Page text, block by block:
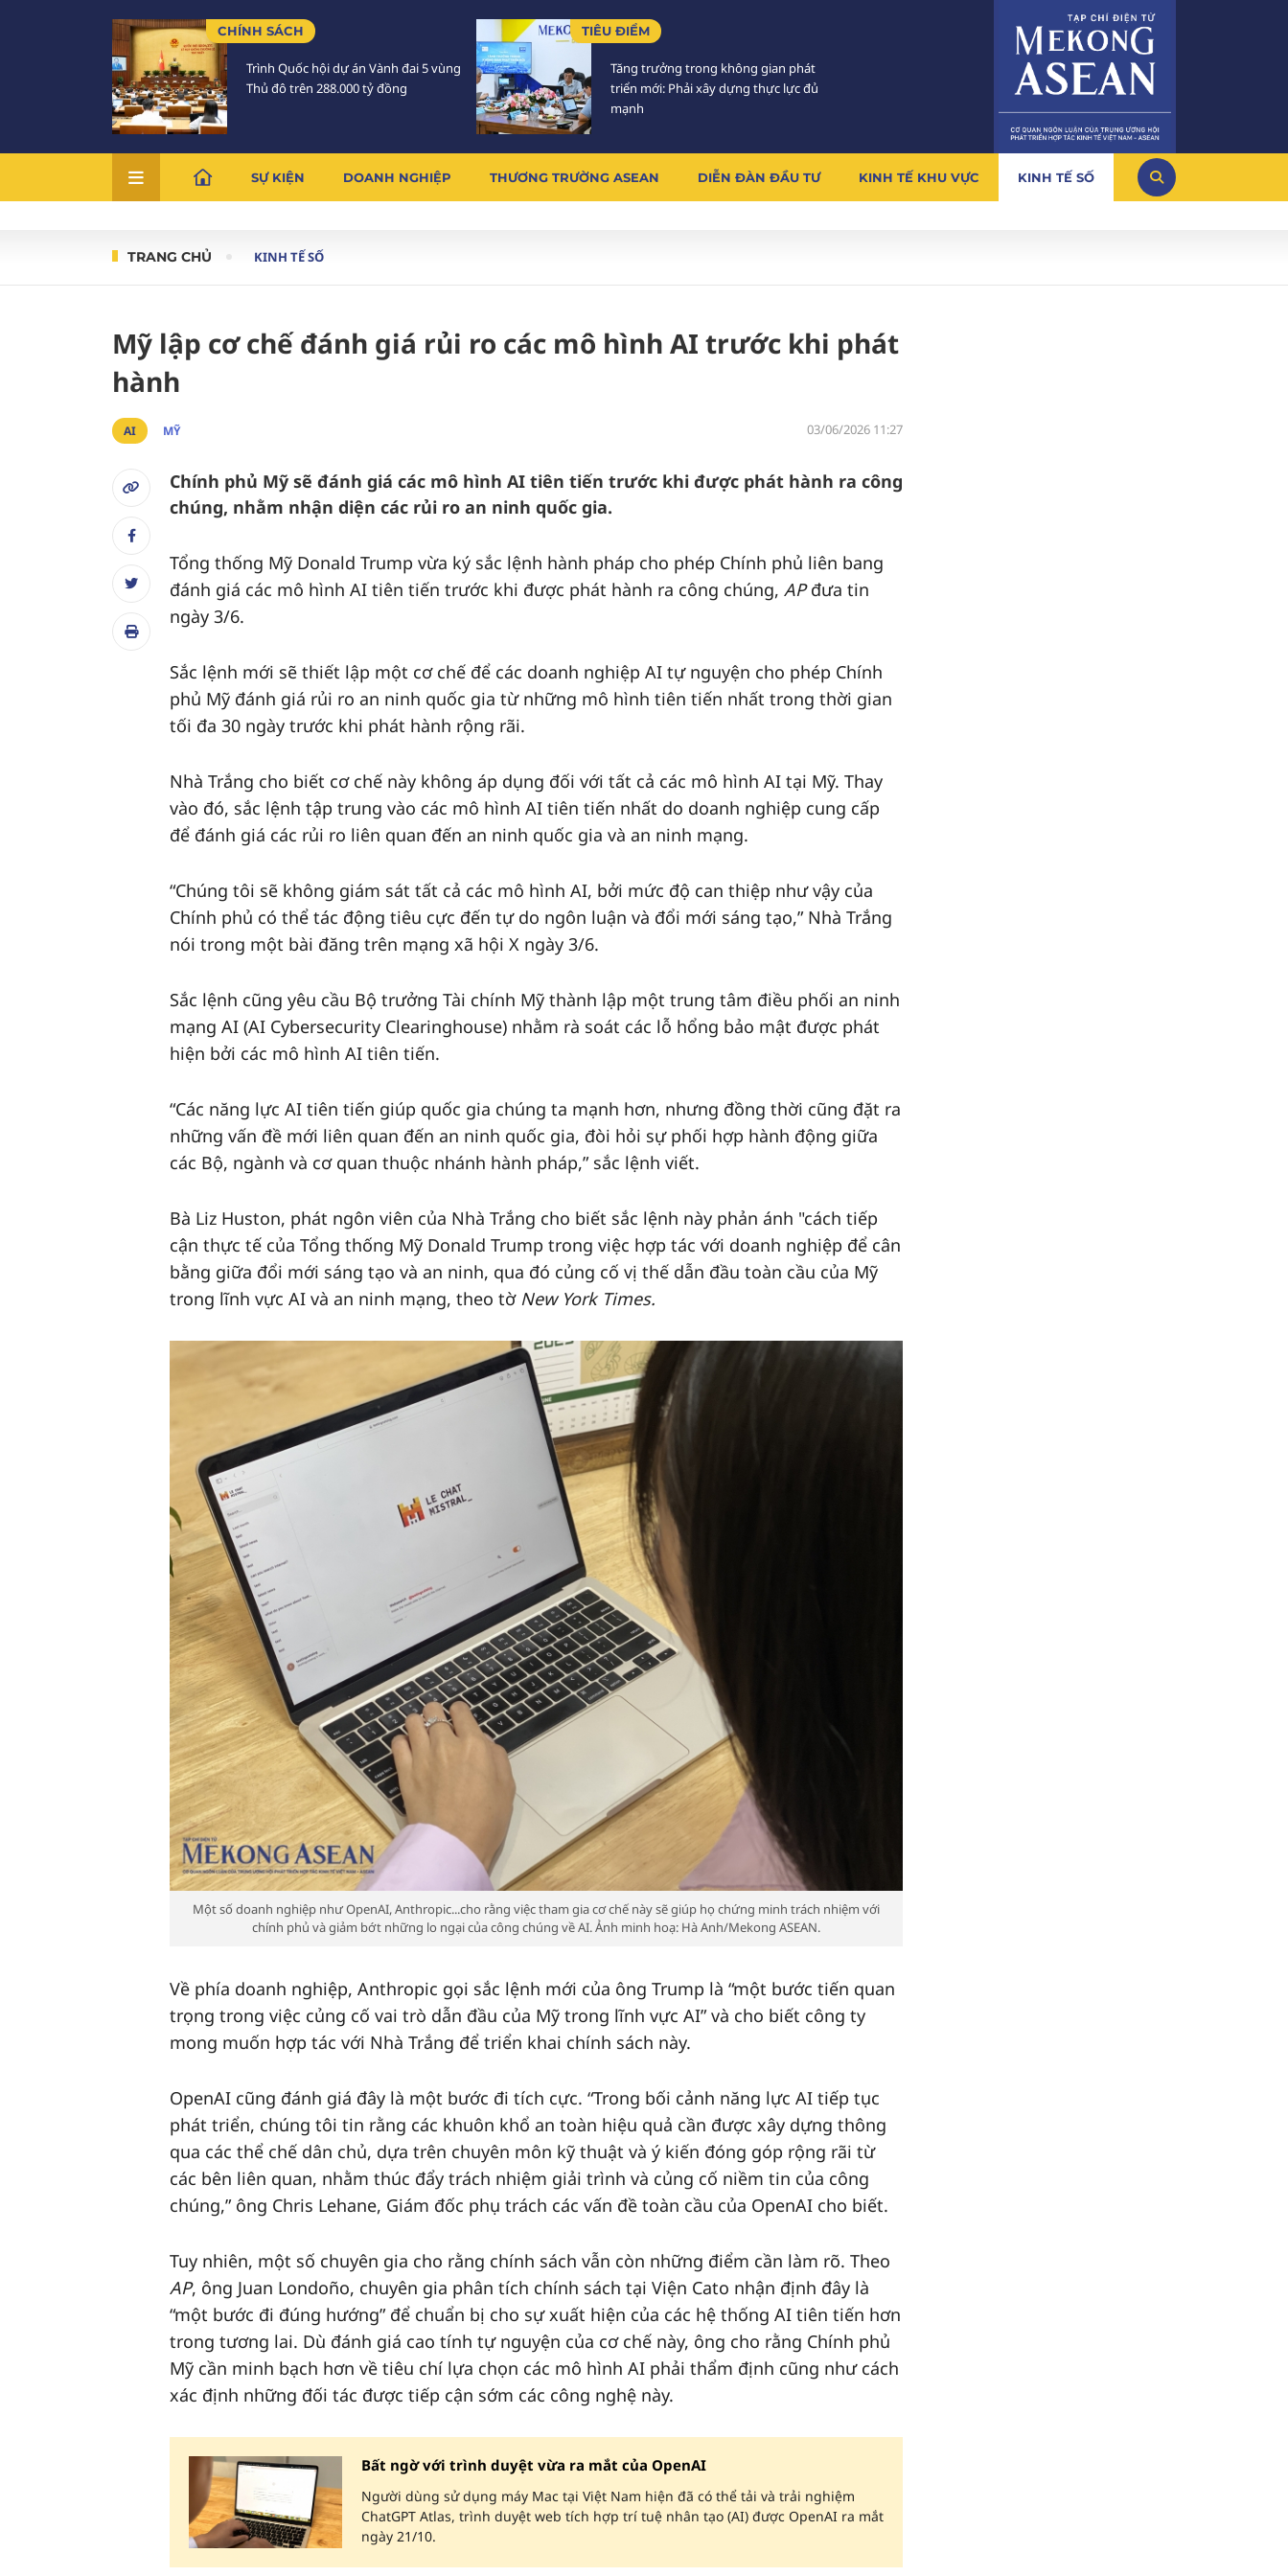
CHÍNH SÁCH
Trình Quốc hội dự án Vành đai 5 vùng
Thủ đô trên 288.000 tỷ đồng
TIÊU ĐIỂM
Tăng trưởng trong không gian phát
triển mới: Phải xây dựng thực lực đủ
mạnh
SỰ KIỆN DOANH NGHIỆP THƯƠNG TRƯỜNG ASEAN DIỄN ĐÀN ĐẦU TƯ KINH TẾ KHU VỰC KINH TẾ SỐ
TRANG CHỦ KINH TẾ SỐ
Mỹ lập cơ chế đánh giá rủi ro các mô hình AI trước khi phát
hành
AI MỸ 03/06/2026 11:27
Chính phủ Mỹ sẽ đánh giá các mô hình AI tiên tiến trước khi được phát hành ra công
chúng, nhằm nhận diện các rủi ro an ninh quốc gia.
Tổng thống Mỹ Donald Trump vừa ký sắc lệnh hành pháp cho phép Chính phủ liên bang
đánh giá các mô hình AI tiên tiến trước khi được phát hành ra công chúng, APđưa tin
ngày 3/6.
Sắc lệnh mới sẽ thiết lập một cơ chế để các doanh nghiệp AI tự nguyện cho phép Chính
phủ Mỹ đánh giá rủi ro an ninh quốc gia từ những mô hình tiên tiến nhất trong thời gian
tối đa 30 ngày trước khi phát hành rộng rãi.
Nhà Trắng cho biết cơ chế này không áp dụng đối với tất cả các mô hình AI tại Mỹ. Thay
vào đó, sắc lệnh tập trung vào các mô hình AI tiên tiến nhất do doanh nghiệp cung cấp
để đánh giá các rủi ro liên quan đến an ninh quốc gia và an ninh mạng.
“Chúng tôi sẽ không giám sát tất cả các mô hình AI, bởi mức độ can thiệp như vậy của
Chính phủ có thể tác động tiêu cực đến tự do ngôn luận và đổi mới sáng tạo,” Nhà Trắng
nói trong một bài đăng trên mạng xã hội X ngày 3/6.
Sắc lệnh cũng yêu cầu Bộ trưởng Tài chính Mỹ thành lập một trung tâm điều phối an ninh
mạng AI (AI Cybersecurity Clearinghouse) nhằm rà soát các lỗ hổng bảo mật được phát
hiện bởi các mô hình AI tiên tiến.
“Các năng lực AI tiên tiến giúp quốc gia chúng ta mạnh hơn, nhưng đồng thời cũng đặt ra
những vấn đề mới liên quan đến an ninh quốc gia, đòi hỏi sự phối hợp hành động giữa
các Bộ, ngành và cơ quan thuộc nhánh hành pháp,” sắc lệnh viết.
Bà Liz Huston, phát ngôn viên của Nhà Trắng cho biết sắc lệnh này phản ánh "cách tiếp
cận thực tế của Tổng thống Mỹ Donald Trump trong việc hợp tác với doanh nghiệp để cân
bằng giữa đổi mới sáng tạo và an ninh, qua đó củng cố vị thế dẫn đầu toàn cầu của Mỹ
trong lĩnh vực AI và an ninh mạng, theo tờ New York Times.
Một số doanh nghiệp như OpenAI, Anthropic...cho rằng việc tham gia cơ chế này sẽ giúp họ chứng minh trách nhiệm với
chính phủ và giảm bớt những lo ngại của công chúng về AI. Ảnh minh hoạ: Hà Anh/Mekong ASEAN.
Về phía doanh nghiệp, Anthropic gọi sắc lệnh mới của ông Trump là “một bước tiến quan
trọng trong việc củng cố vai trò dẫn đầu của Mỹ trong lĩnh vực AI” và cho biết công ty
mong muốn hợp tác với Nhà Trắng để triển khai chính sách này.
OpenAI cũng đánh giá đây là một bước đi tích cực. “Trong bối cảnh năng lực AI tiếp tục
phát triển, chúng tôi tin rằng các khuôn khổ an toàn hiệu quả cần được xây dựng thông
qua các thể chế dân chủ, dựa trên chuyên môn kỹ thuật và ý kiến đóng góp rộng rãi từ
các bên liên quan, nhằm thúc đẩy trách nhiệm giải trình và củng cố niềm tin của công
chúng,” ông Chris Lehane, Giám đốc phụ trách các vấn đề toàn cầu của OpenAI cho biết.
Tuy nhiên, một số chuyên gia cho rằng chính sách vẫn còn những điểm cần làm rõ. Theo
AP, ông Juan Londoño, chuyên gia phân tích chính sách tại Viện Cato nhận định đây là
“một bước đi đúng hướng” để chuẩn bị cho sự xuất hiện của các hệ thống AI tiên tiến hơn
trong tương lai. Dù đánh giá cao tính tự nguyện của cơ chế này, ông cho rằng Chính phủ
Mỹ cần minh bạch hơn về tiêu chí lựa chọn các mô hình AI phải thẩm định cũng như cách
xác định những đối tác được tiếp cận sớm các công nghệ này.
Bất ngờ với trình duyệt vừa ra mắt của OpenAI
Người dùng sử dụng máy Mac tại Việt Nam hiện đã có thể tải và trải nghiệm
ChatGPT Atlas, trình duyệt web tích hợp trí tuệ nhân tạo (AI) được OpenAI ra mắt
ngày 21/10.